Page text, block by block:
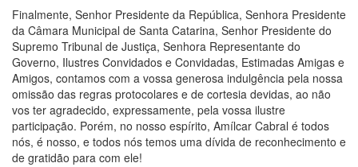
Finalmente, Senhor Presidente da República, Senhora Presidente
da Câmara Municipal de Santa Catarina, Senhor Presidente do
Supremo Tribunal de Justiça, Senhora Representante do
Governo, Ilustres Convidados e Convidadas, Estimadas Amigas e
Amigos, contamos com a vossa generosa indulgência pela nossa
omissão das regras protocolares e de cortesia devidas, ao não
vos ter agradecido, expressamente, pela vossa ilustre
participação. Porém, no nosso espírito, Amílcar Cabral é todos
nós, é nosso, e todos nós temos uma dívida de reconhecimento e
de gratidão para com ele!